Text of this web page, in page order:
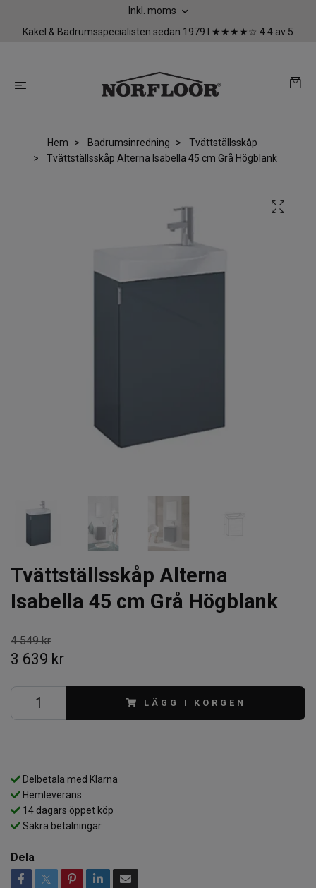
Inkl. moms
Kakel & Badrumsspecialisten sedan 1979 I ★★★★☆ 4.4 av 5
Hem Badrumsinredning
Tvättställsskåp
Tvättställsskåp Alterna Isabella 45 cm Grå Högblank
Tvättställsskåp Alterna
Isabella 45 cm Grå Högblank
4 549 kr
3 639 kr
LÄGG I KORGEN
Delbetala med Klarna
Hemleverans
14 dagars öppet köp
Säkra betalningar
Dela